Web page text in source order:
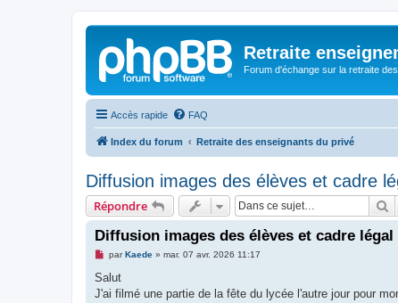
Retraite
Forum d'échange sur la retraite
Accès rapide FAQ
Index du forum Retraite des enseignants du privé
Diffusion images des élèves et cadre
Répondre
Diffusion images des élèves et cadre légal
M
s
a
parKaede» mar. 07 avr. 2026 11:17
Salut
J'ai filmé une partie de la fête du lycée l'autre jour pour